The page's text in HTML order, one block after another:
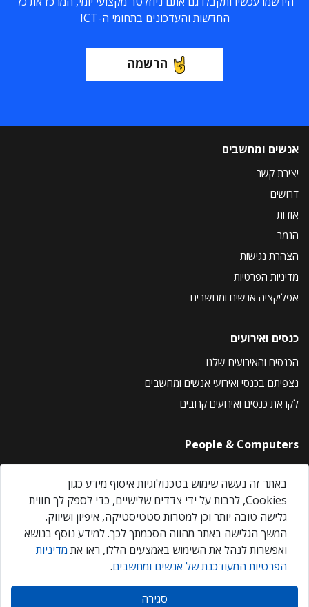
החדשות והעדכונים בתחומי ה-ICT
הרשמה
אנשים ומחשבים
יצירת קשר
דרושים
אודות
הנמר
הצהרת נגישות
מדיניות הפרטיות
אפליקציה אנשים ומחשבים
כנסים ואירועים
הכנסים והאירועים שלנו
נצפיתם בכנסי ואירועי אנשים ומחשבים
לקראת כנסים ואירועים קרובים
People & Computers
About Us
Privacy Policy
Contact Us
Our Events
אנשים ומחשבים © 2026 – כל הזכויות שמורות
באתר זה נעשה שימוש בטכנולוגיות איסוף מידע כגון
Cookies, לרבות על ידי צדדים שלישיים, כדי לספק לך חווית
גלישה טובה יותר וכן למטרות סטטיסטיקה, איפיון ושיווק.
המשך הגלישה באתר מהווה הסכמתך לכך. למידע נוסף בנושא
ואפשרות לנהל את השימוש באמצעים הללו, ראו את מדיניות
הפרטיות המעודכנת של אנשים ומחשבים.
סגירה